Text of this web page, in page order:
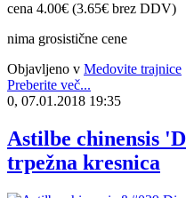
cena 4.00€ (3.65€ brez DDV)
nima grosistične cene
Objavljeno v Medovite trajnice
Preberite več...
0, 07.01.2018 19:35
Astilbe chinensis
trpežna kresnica